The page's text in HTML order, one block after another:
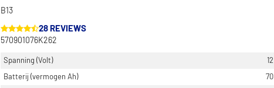
B13
28 REVIEWS
570901076K262
Spanning (Volt)
12
Batterij (vermogen Ah)
70